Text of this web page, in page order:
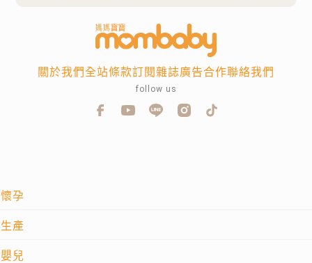
懷孕
生產
嬰兒
關於我們全站條款訂閱雜誌廣告合作聯絡我們
follow us